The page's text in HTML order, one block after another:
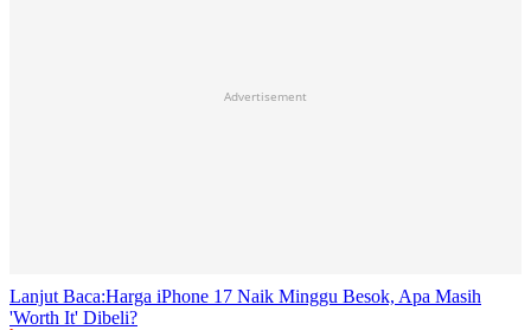
Advertisement
Lanjut Baca:Harga iPhone 17 Naik Minggu Besok, Apa Masih
'Worth It' Dibeli?